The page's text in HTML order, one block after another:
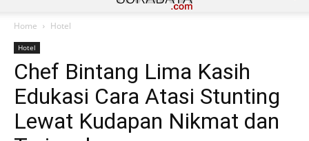
Home Hotel
Hotel
Chef Bintang Lima Kasih
Edukasi Cara Atasi Stunting
Lewat Kudapan Nikmat dan